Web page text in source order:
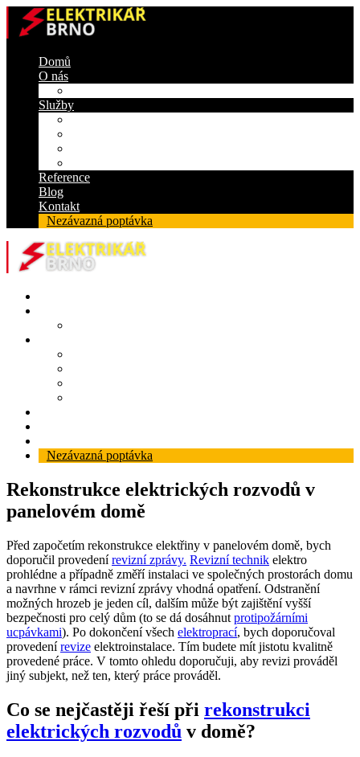
Domů
O nás
Služby
Reference
Blog
Kontakt
Nezávazná poptávka
Nezávazná poptávka
Rekonstrukce elektrických rozvodů v
panelovém domě
Před započetím rekonstrukce elektřiny v panelovém domě, bych
doporučil provedenírevizní zprávy. Revizní technik elektro
prohlédne a případně změří instalaci ve společných prostorách domu
a navrhne v rámci revizní zprávy vhodná opatření. Odstranění
možných hrozeb je jeden cíl, dalším může být zajištění vyšší
bezpečnosti pro celý dům (to se dá dosáhnut protipožárními
ucpávkami). Po dokončení všech elektroprací, bych doporučoval
provedenírevize elektroinstalace. Tím budete mít jistotu kvalitně
provedené práce. V tomto ohledu doporučuji, aby revizi prováděl
jiný subjekt, než ten, který práce prováděl.
Co se nejčastěji řeší při rekonstrukci
elektrických rozvodů v domě?